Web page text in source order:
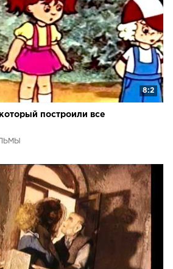
8:2
построили все